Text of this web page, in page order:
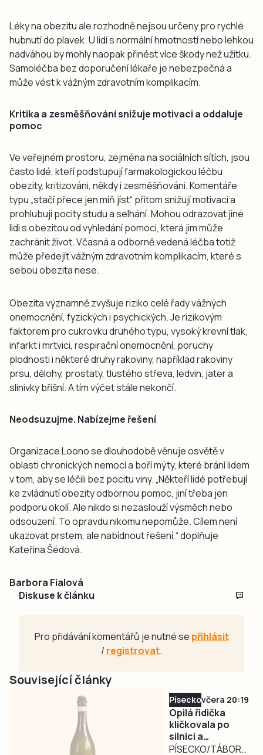
Léky na obezitu ale rozhodně nejsou určeny pro rychlé
hubnutí do plavek. U lidí s normální hmotností nebo lehkou
nadváhou by mohly naopak přinést více škody než užitku.
Samoléčba bez doporučení lékaře je nebezpečná a
může vést k vážným zdravotním komplikacím.
Kritika a zesměšňování snižuje motivaci a oddaluje
pomoc
Ve veřejném prostoru, zejména na sociálních sítích, jsou
často lidé, kteří podstupují farmakologickou léčbu
obezity, kritizováni, někdy i zesměšňováni. Komentáře
typu „stačí přece jen míň jíst“ přitom snižují motivaci a
prohlubují pocity studu a selhání. Mohou odrazovat jiné
lidi s obezitou od vyhledání pomoci, která jim může
zachránit život. Včasná a odborně vedená léčba totiž
může předejít vážným zdravotním komplikacím, které s
sebou obezita nese.
Obezita významně zvyšuje riziko celé řady vážných
onemocnění, fyzických i psychických. Je rizikovým
faktorem pro cukrovku druhého typu, vysoký krevní tlak,
infarkt i mrtvici, respirační onemocnění, poruchy
plodnosti i některé druhy rakoviny, například rakoviny
prsu, dělohy, prostaty, tlustého střeva, ledvin, jater a
slinivky břišní. A tím výčet stále nekončí.
Neodsuzujme. Nabízejme řešení
Organizace Loono se dlouhodobě věnuje osvětě v
oblasti chronických nemocí a boří mýty, které brání lidem
v tom, aby se léčili bez pocitu viny. „Někteří lidé potřebují
ke zvládnutí obezity odbornou pomoc, jiní třeba jen
podporu okolí. Ale nikdo si nezaslouží výsměch nebo
odsouzení. To opravdu nikomu nepomůže. Cílem není
ukazovat prstem, ale nabídnout řešení,“ doplňuje
Kateřina Šédová.
Barbora Fialová
Diskuse k článku
Pro přidávání komentářů je nutné se přihlásit
/registrovat.
Související články
Píseckovčera 20:19
Opilá řidička
kličkovala po
silnici a
ohrožovala
PÍSECKO/TÁBORSKO